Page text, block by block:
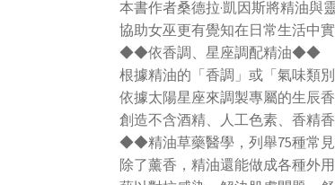
學，
用
精
油
為
生
活
創
本書作者桑德拉·凱因斯將精油與
協助女巫更有覺知在日常生活中
◆◆依香調、星座調配精油◆◆
根據精油的「香調」或「氣味類別
依據太陽星座來調製專屬的生辰
創造不含酒精、人工色素、香精
◆◆精油草藥醫學，列舉75種常
除了薰香，精油還能做成各種外用